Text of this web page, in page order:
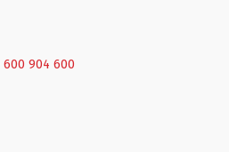
600 904 600